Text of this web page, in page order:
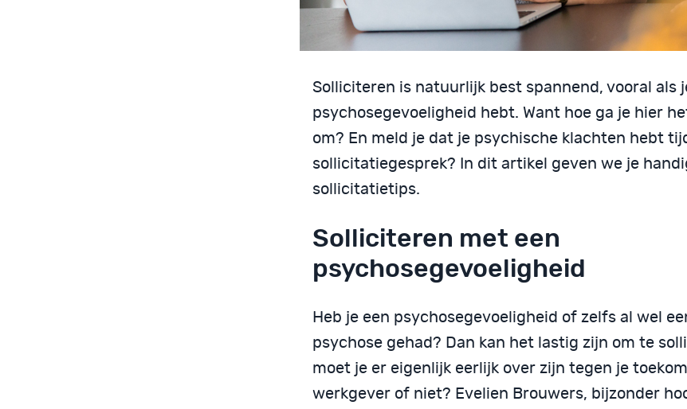
Solliciteren is natuurlijk best spannend, vooral als
psychosegevoeligheid hebt. Want hoe ga je hier
om? En meld je dat je psychische klachten hebt
sollicitatiegesprek? In dit artikel geven we je
sollicitatietips.
Solliciteren met een
psychosegevoeligheid
Heb je een psychosegevoeligheid of zelfs al wel
psychose gehad? Dan kan het lastig zijn om te
moet je er eigenlijk eerlijk over zijn tegen je
werkgever of niet? Evelien Brouwers, bijzonder